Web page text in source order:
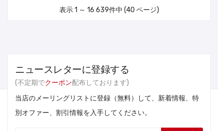
表示 1 ～ 16 639件中 (40 ページ)
ニュースレターに登録する
(不定期でクーポン配布しております)
当店のメーリングリストに登録（無料）して、新着情報、特
別オファー、割引情報を入手してください。